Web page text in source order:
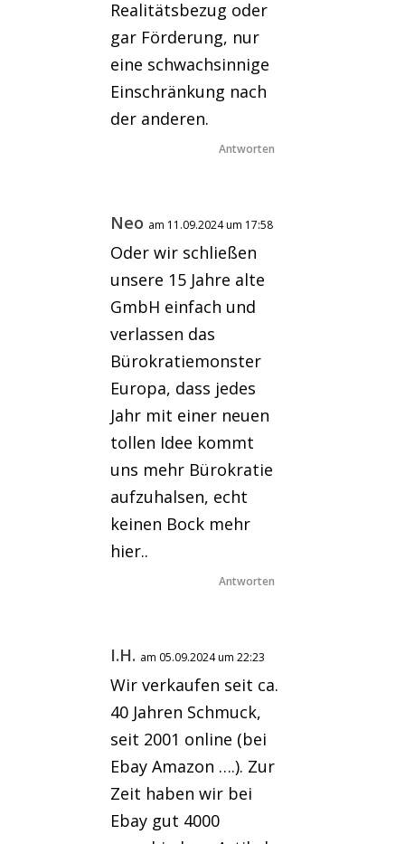
Realitätsbezug oder
gar Förderung, nur
eine schwachsinnige
Einschränkung nach
der anderen.
Antworten
Neo am 11.09.2024 um 17:58
Oder wir schließen
unsere 15 Jahre alte
GmbH einfach und
verlassen das
Bürokratiemonster
Europa, dass jedes
Jahr mit einer neuen
tollen Idee kommt
uns mehr Bürokratie
aufzuhalsen, echt
keinen Bock mehr
hier..
Antworten
I.H. am 05.09.2024 um 22:23
Wir verkaufen seit ca.
40 Jahren Schmuck,
seit 2001 online (bei
Ebay Amazon ….). Zur
Zeit haben wir bei
Ebay gut 4000